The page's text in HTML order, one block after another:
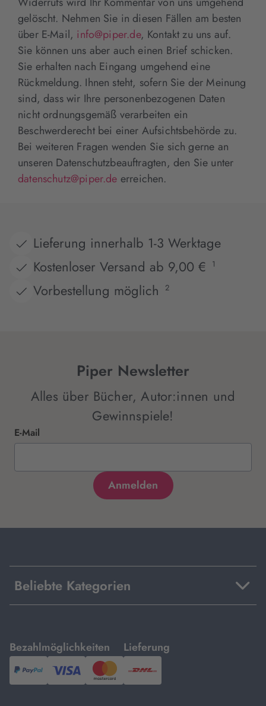
gelöscht. Nehmen Sie in diesen Fällen am besten
über E-Mail, info@piper.de, Kontakt zu uns auf.
Sie können uns aber auch einen Brief schicken.
Sie erhalten nach Eingang umgehend eine
Rückmeldung. Ihnen steht, sofern Sie der Meinung
sind, dass wir Ihre personenbezogenen Daten
nicht ordnungsgemäß verarbeiten ein
Beschwerderecht bei einer Aufsichtsbehörde zu.
Bei weiteren Fragen wenden Sie sich gerne an
unseren Datenschutzbeauftragten, den Sie unter
datenschutz@piper.de erreichen.
Lieferung innerhalb 1-3 Werktage
Kostenloser Versand ab 9,00 €
1
Vorbestellung möglich 2
Piper Newsletter
Alles über Bücher, Autor:innen und
Gewinnspiele!
E-Mail
Beliebte Kategorien
Bezahlmöglichkeiten
mit
PayPal,Visa
und
Lieferung
mit
DHL.